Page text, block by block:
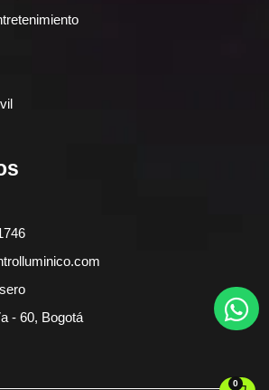
- 60, Bogotá
0